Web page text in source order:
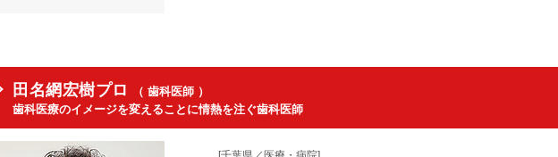
田名網宏樹プロ
（ 歯科医師 ）
歯科医療のイメージを変えることに情熱を注ぐ歯科医師